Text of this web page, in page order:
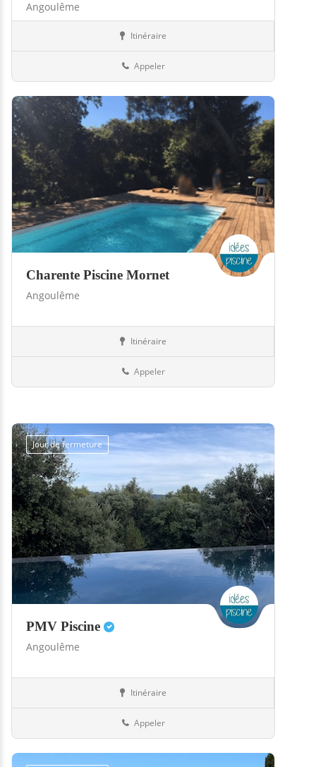
Angoulême
Itinéraire
Appeler
Charente Piscine Mornet
Angoulême
Itinéraire
Appeler
Jour de fermeture
PMV Piscine
Angoulême
Itinéraire
Appeler